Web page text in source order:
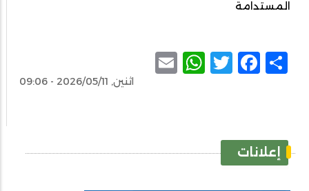
المستدامة
Share
Facebook
Twitter
WhatsApp
اثنين, 2026/05/11 - 09:06
إعلانات